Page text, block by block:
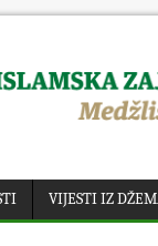
VIJESTI IZ